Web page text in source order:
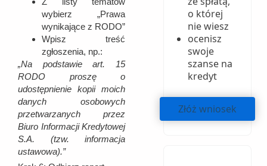
wybierz „Prawa
wynikające z RODO”
Wpisz treść
zgłoszenia, np.:
„Na podstawie art. 15
RODO proszę o
udostępnienie kopii moich
danych osobowych
przetwarzanych przez
Biuro Informacji Kredytowej
S.A. (tzw. informacja
ustawowa).”
o której
nie wiesz
ocenisz
swoje
szanse na
kredyt
Złóż wniosek